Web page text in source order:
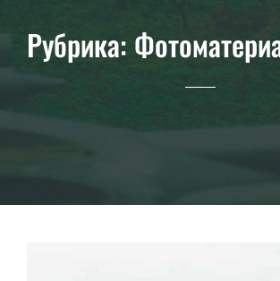
Рубрика: